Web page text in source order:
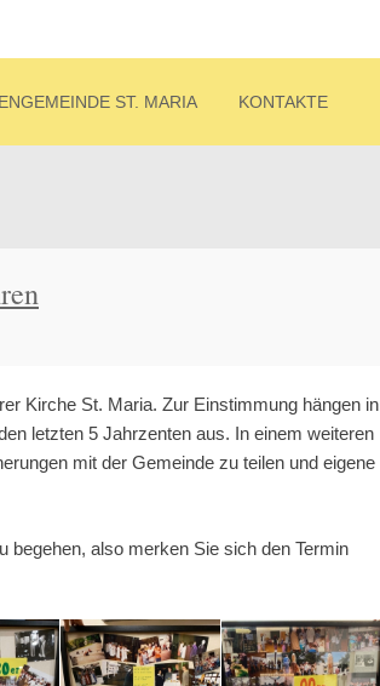
ST. MARIA KONTAKTE
Kirche St. Maria. Zur Einstimmung hängen in
letzten 5 Jahrzenten aus. In einem weiteren
mit der Gemeinde zu teilen und eigene
begehen, also merken Sie sich den Termin